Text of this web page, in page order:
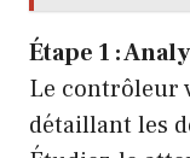
Étape 1 :
Le contrôleur
détaillant les